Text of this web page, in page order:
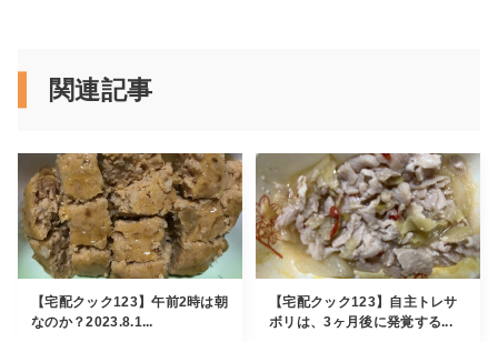
関連記事
【宅配クック123】午前2時は朝
なのか？2023.8.1...
【宅配クック123】自主トレサ
ボリは、3ヶ月後に発覚する...